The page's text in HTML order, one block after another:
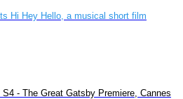
Hi Hey Hello, a musical short film
- The Great Gatsby Premiere, Cannes